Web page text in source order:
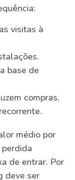
visitas à
base de
compras,
médio por
de entrar. Por
deve ser